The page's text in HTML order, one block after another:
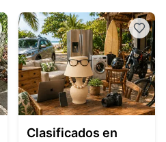
Clasificados en